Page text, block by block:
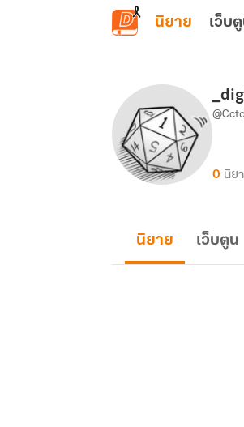
ข้ามไปยังเนื้อหาหลัก
นิยาย เว็บ
0 นิย
นิยาย เว็บตูน